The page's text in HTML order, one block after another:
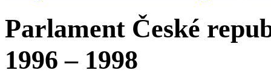
Parlament České
1996 – 1998